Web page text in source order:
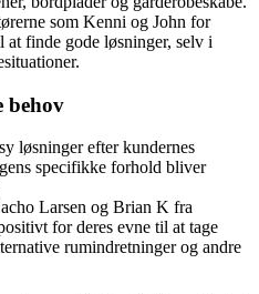
som Kenni og John for
at finde gode løsninger, selv i
behov
løsninger efter kundernes
specifikke forhold bliver
Larsen og Brian K fra
for deres evne til at tage
rumindretninger og andre